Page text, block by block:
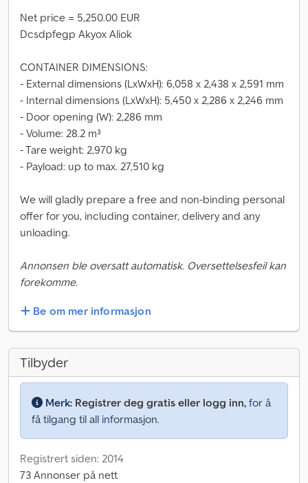
Net price = 5,250.00 EUR
Dcsdpfegp Akyox Aliok
CONTAINER DIMENSIONS:
- External dimensions (LxWxH): 6,058 x 2,438 x 2,591 mm
- Internal dimensions (LxWxH): 5,450 x 2,286 x 2,246 mm
- Door opening (W): 2,286 mm
- Volume: 28.2 m³
- Tare weight: 2,970 kg
- Payload: up to max. 27,510 kg
We will gladly prepare a free and non-binding personal
offer for you, including container, delivery and any
unloading.
Annonsen ble oversatt automatisk. Oversettelsesfeil kan
forekomme.
Be om mer informasjon
Tilbyder
Merk: Registrer deg gratis eller logg inn, for å
få tilgang til all informasjon.
Registrert siden: 2014
73 Annonser på nett